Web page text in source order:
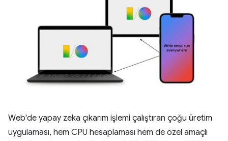
Web'de yapay zeka çıkarım işlemi çalıştıran çoğu üretim
uygulaması, hem CPU hesaplaması hem de özel amaçlı